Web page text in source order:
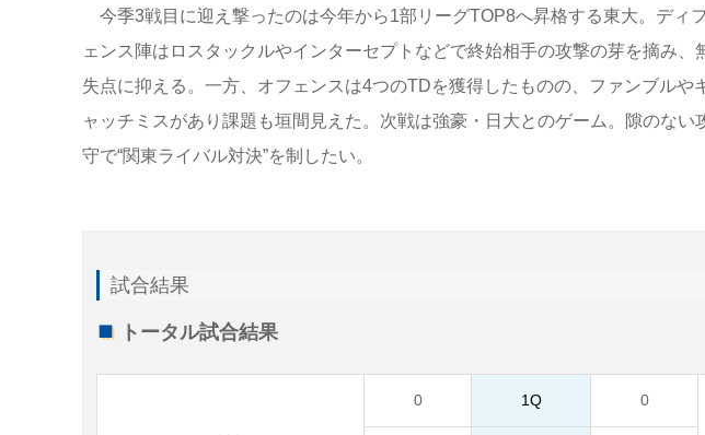
今季3戦目に迎え撃ったのは今年から1部リーグTOP8へ昇格する東大。ディフ
ェンス陣はロスタックルやインターセプトなどで終始相手の攻撃の芽を摘み、
失点に抑える。一方、オフェンスは4つのTDを獲得したものの、ファンブルや
ャッチミスがあり課題も垣間見えた。次戦は強豪・日大とのゲーム。隙のない
守で“関東ライバル対決”を制したい。
試合結果
トータル試合結果
0 1Q 0